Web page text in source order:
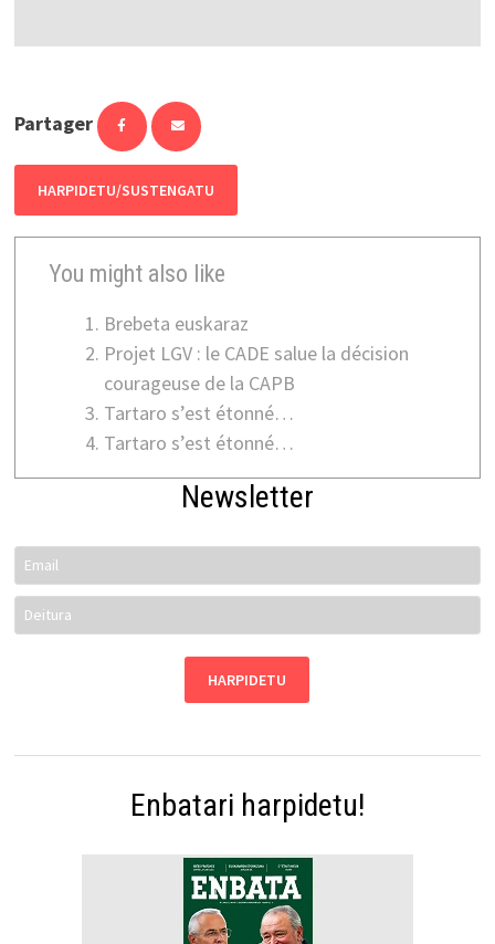
Partager
HARPIDETU/SUSTENGATU
You might also like
Brebeta euskaraz
Projet LGV : le CADE salue la décision
courageuse de la CAPB
Tartaro s’est étonné…
Tartaro s’est étonné…
Newsletter
Enbatari harpidetu!